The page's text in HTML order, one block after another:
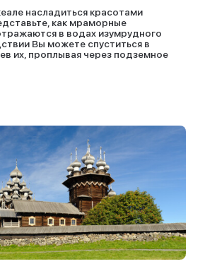
насладиться красотами
как мраморные
в водах изумрудного
Вы можете спуститься в
их, проплывая через подземное